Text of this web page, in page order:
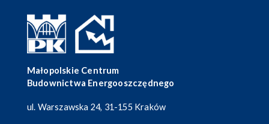
Małopolskie Centrum
Budownictwa Energooszczędnego
ul. Warszawska 24, 31-155 Kraków